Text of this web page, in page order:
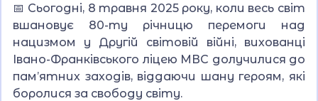
📅 Сьогодні, 8 травня 2025 року, коли весь світ
вшановує 80-ту річницю перемоги над
нацизмом у Другій світовій війні, вихованці
Івано-Франківського ліцею МВС долучилися до
пам’ятних заходів, віддаючи шану героям, які
боролися за свободу світу.